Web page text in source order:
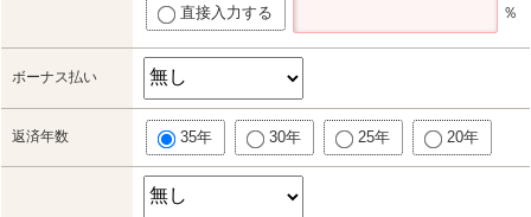
直接入力する ％
ボーナス払い
返済年数 35年 30年 25年 20年